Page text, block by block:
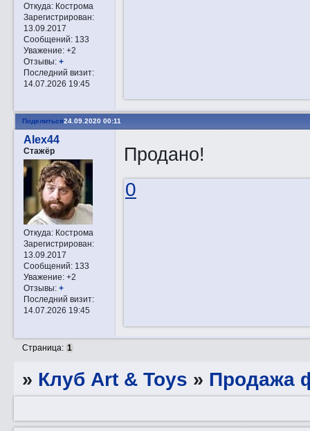
Откуда:Кострома
Зарегистрирован:
13.09.2017
Сообщений:133
Уважение: +2
Отзывы: +
Последний визит:
14.07.2026 19:45
Поделиться24.09.2020 00:11
Alex44
Стажёр
Откуда:Кострома
Зарегистрирован:
13.09.2017
Сообщений:133
Уважение: +2
Отзывы: +
Последний визит:
14.07.2026 19:45
Продано!
0
Страница: 1
» Клуб Art & Toys » Продажа